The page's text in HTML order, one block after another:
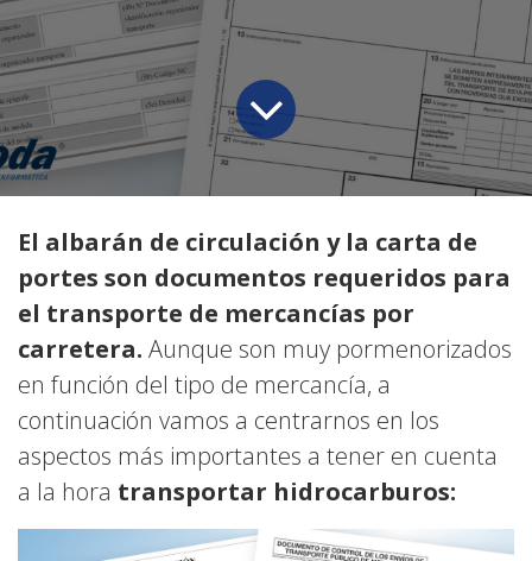
El albarán de circulación y la carta de
portes son documentos requeridos para
el transporte de mercancías por
carretera. Aunque son muy pormenorizados
en función del tipo de mercancía, a
continuación vamos a centrarnos en los
aspectos más importantes a tener en cuenta
a la hora transportar hidrocarburos: